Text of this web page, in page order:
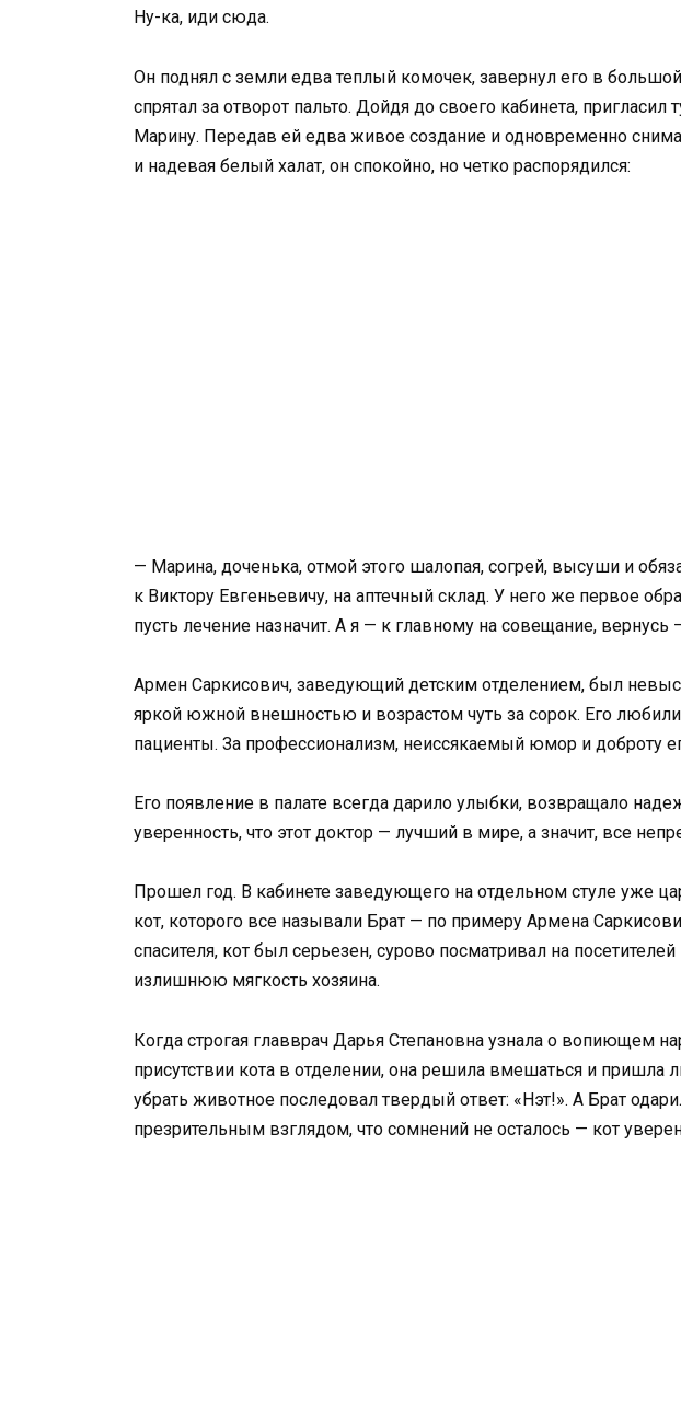
Ну-ка, иди сюда.
Он поднял с земли едва теплый комочек, завернул его в
спрятал за отворот пальто. Дойдя до своего кабинета,
Марину. Передав ей едва живое создание и одновременно
и надевая белый халат, он спокойно, но четко распорядился:
— Марина, доченька, отмой этого шалопая, согрей, высуши и
к Виктору Евгеньевичу, на аптечный склад. У него же первое
пусть лечение назначит. А я — к главному на совещание,
Армен Саркисович, заведующий детским отделением, был
яркой южной внешностью и возрастом чуть за сорок. Его
пациенты. За профессионализм, неиссякаемый юмор и доброту
Его появление в палате всегда дарило улыбки, возвращало
уверенность, что этот доктор — лучший в мире, а значит, все
Прошел год. В кабинете заведующего на отдельном стуле уже
кот, которого все называли Брат — по примеру Армена
спасителя, кот был серьезен, сурово посматривал на
излишнюю мягкость хозяина.
Когда строгая главврач Дарья Степановна узнала о вопиющем
присутствии кота в отделении, она решила вмешаться и пришла
убрать животное последовал твердый ответ: «Нэт!». А Брат
презрительным взглядом, что сомнений не осталось — кот